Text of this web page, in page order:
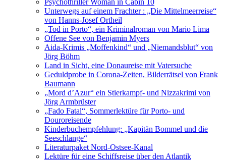
Psychothriller Woman in Cabin 10
Unterwegs auf einem Frachter : „Die Mittelmeerreise“
von Hanns-Josef Ortheil
„Tod in Porto“, ein Kriminalroman von Mario Lima
Offene See von Benjamin Myers
Aida-Krimis „Moffenkind“ und „Niemandsblut“ von
Jörg Böhm
Land in Sicht, eine Donaureise mit Vatersuche
Geduldprobe in Corona-Zeiten, Bilderrätsel von Frank
Baumann
„Mord d’Azur“ ein Stierkampf- und Nizzakrimi von
Jörg Armbrüster
„Fado Fatal“, Sommerlektüre für Porto- und
Douroreisende
Kinderbuchempfehlung: „Kapitän Bommel und die
Seeschlange“
Literaturpaket Nord-Ostsee-Kanal
Lektüre für eine Schiffsreise über den Atlantik